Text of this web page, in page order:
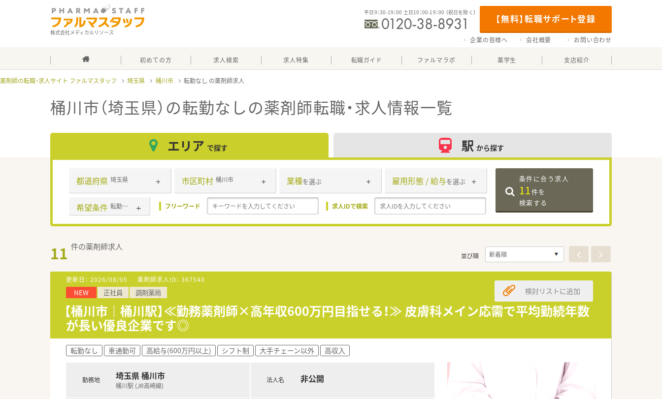
株式会社メディカルリソース
【無料】転職サポート登録
平日9：30-19：00 土日10：00-19：00 （祝日を除く）
企業の皆様へ 会社概要 お問い合わせ
初めての方 求人検索 求人特集 転職ガイド ファルマラボ 薬学生 支店紹介
薬剤師の転職・求人サイト ファルマスタッフ 埼玉県 桶川市 転勤なし
桶川市（埼玉県）の転勤なしの薬剤師転職・求人情報一覧
エリア で探す 駅 から探す
都道府県 埼玉県 市区町村 桶川市 業種を選ぶ 雇用形態 / 給与を選ぶ
希望条件 転勤なし フリーワード 求人IDで検索
条件に合う求人
11件を
検索する
11 件の薬剤師求人
並び順
更新日： 2026/08/05 薬剤師求人ID： 367540
NEW 正社員 調剤薬局
【桶川市｜桶川駅】≪勤務薬剤師×高年収600万円目指せる！≫ 皮膚科メイン応需で平均勤続年数
が長い優良企業です◎
検討リストに追加
転勤なし 車通勤可 高給与(600万円以上) シフト制 大手チェーン以外 高収入
勤務地 埼玉県 桶川市
桶川駅 (JR高崎線)
法人名 非公開